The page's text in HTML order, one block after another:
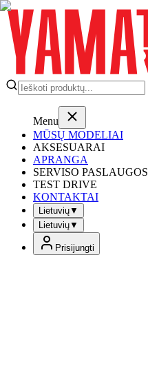
Menu
MŪSŲ MODELIAI
AKSESUARAI
APRANGA
SERVISO PASLAUGOS
TEST DRIVE
KONTAKTAI
Lietuvių▼
Lietuvių▼
Prisijungti